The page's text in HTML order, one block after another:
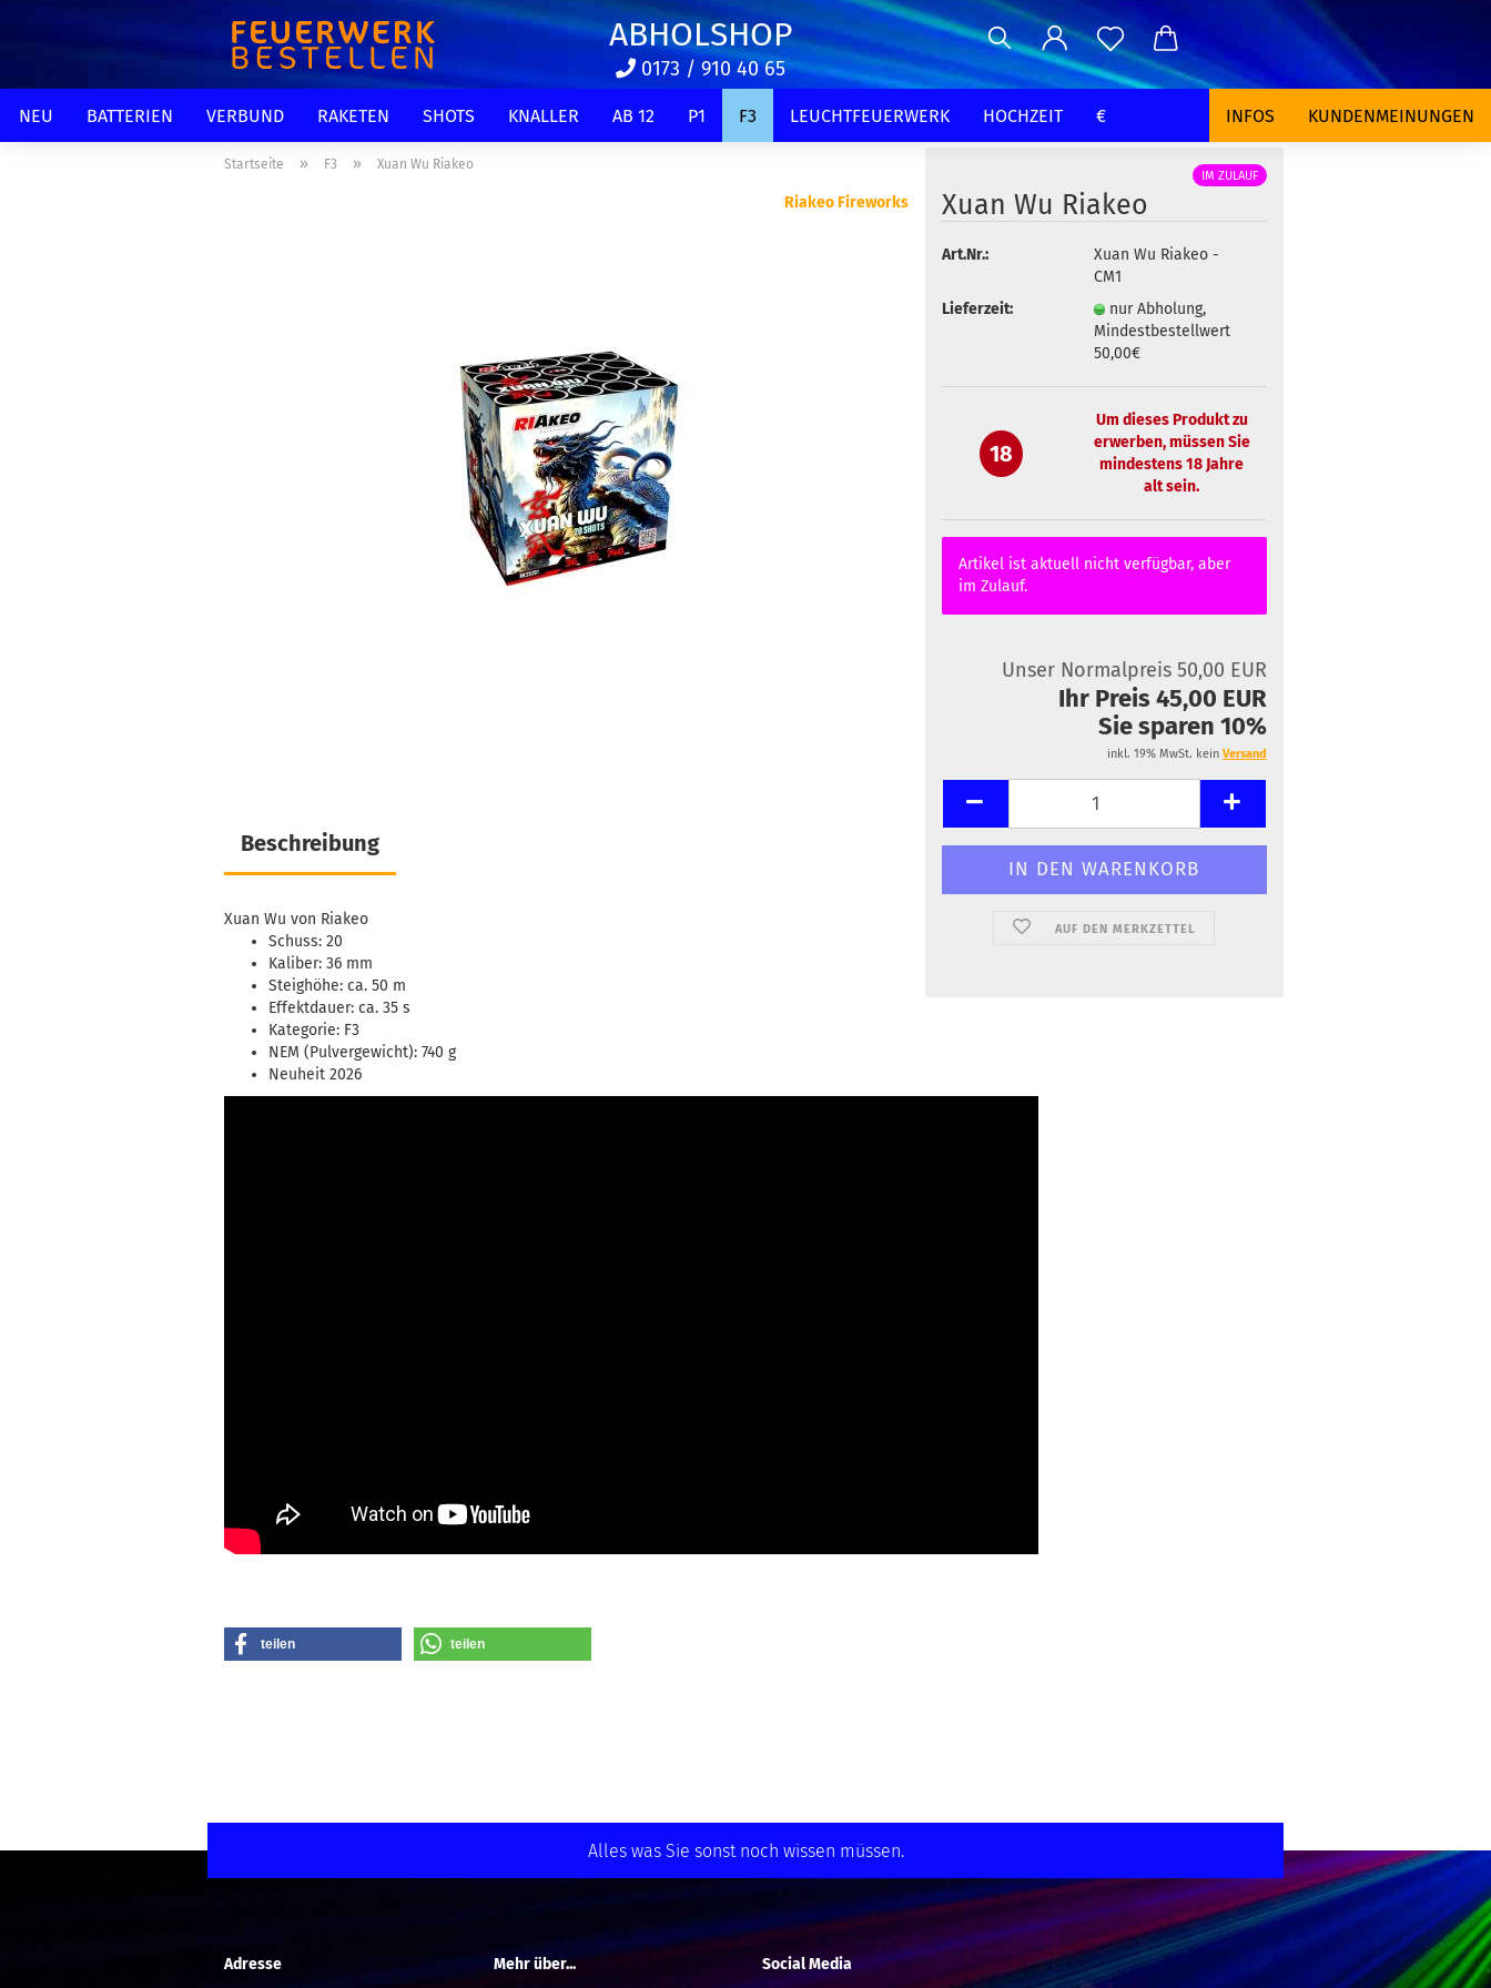
ABHOLSHOP
0173 / 910 40 65
NEU BATTERIEN VERBUND RAKETEN SHOTS KNALLER AB 12 P1 F3 LEUCHTFEUERWERK HOCHZEIT € INFOS KUNDENMEINUNGEN
Startseite » F3 » Xuan Wu Riakeo
Riakeo Fireworks
IM ZULAUF
Xuan Wu Riakeo
Art.Nr.:
Xuan Wu Riakeo -
CM1
Lieferzeit:
nur Abholung,
Mindestbestellwert
50,00€
18
Um dieses Produkt zu
erwerben, müssen Sie
mindestens 18 Jahre
alt sein.
Artikel ist aktuell nicht verfügbar, aber
im Zulauf.
Unser Normalpreis 50,00 EUR
Ihr Preis 45,00 EUR
Sie sparen 10%
inkl. 19% MwSt. kein Versand
AUF DEN MERKZETTEL
Beschreibung
Xuan Wu von Riakeo
Schuss: 20
Kaliber: 36 mm
Steighöhe: ca. 50 m
Effektdauer: ca. 35 s
Kategorie: F3
NEM (Pulvergewicht): 740 g
Neuheit 2026
teilen teilen
Alles was Sie sonst noch wissen müssen.
Adresse Mehr über... Social Media